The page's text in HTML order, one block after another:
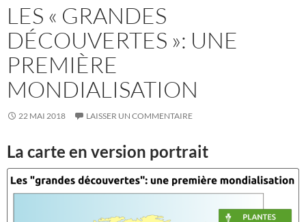
LES « GRANDES
DÉCOUVERTES »: UNE
PREMIÈRE
MONDIALISATION
22 MAI 2018 LAISSER UN COMMENTAIRE
La carte en version portrait